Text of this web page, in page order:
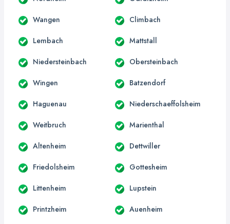
Wangen Climbach
Lembach Mattstall
Niedersteinbach Obersteinbach
Wingen Batzendorf
Haguenau Niederschaeffolsheim
Weitbruch Marienthal
Altenheim Dettwiller
Friedolsheim Gottesheim
Littenheim Lupstein
Printzheim Auenheim